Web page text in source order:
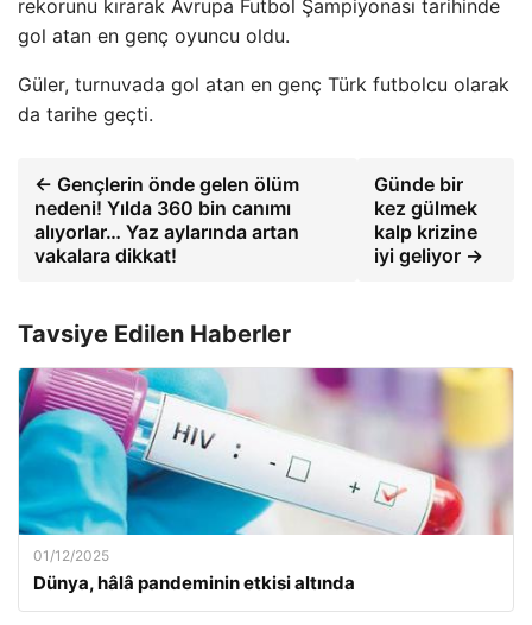
rekorunu kırarak Avrupa Futbol Şampiyonası tarihinde
gol atan en genç oyuncu oldu.
Güler, turnuvada gol atan en genç Türk futbolcu olarak
da tarihe geçti.
← Gençlerin önde gelen ölüm
nedeni! Yılda 360 bin canımı
alıyorlar… Yaz aylarında artan
vakalara dikkat!
Günde bir
kez gülmek
kalp krizine
iyi geliyor →
Tavsiye Edilen Haberler
01/12/2025
Dünya, hâlâ pandeminin etkisi altında